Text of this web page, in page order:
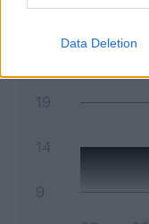
Data Deletion
14
FVM attuale
19
14
9